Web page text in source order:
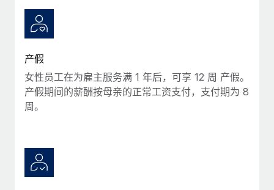
产假
女性员工在为雇主服务满 1 年后，可享 12 周 产假。
产假期间的薪酬按母亲的正常工资支付，支付期为 8
周。